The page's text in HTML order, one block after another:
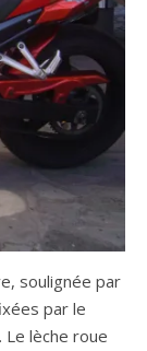
soulignée par
par le
Le lèche roue